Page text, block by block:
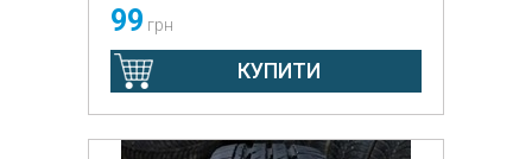
99 грн
КУПИТИ